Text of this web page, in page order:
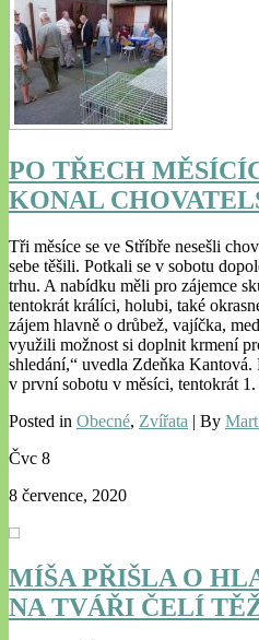
PO TŘECH
KONAL
Tři měsíce se ve Stříbře nesešli
sebe těšili. Potkali se v sobotu
trhu. A nabídku měli pro zájemce
tentokrát králíci, holubi, také
zájem hlavně o drůbež, vajíčka,
využili možnost si doplnit krmení
shledání,“ uvedla Zdeňka Kantová.
v první sobotu v měsíci, tentokrát
Posted in Obecné, Zvířata | By
Čvc 8
8 července, 2020
MÍŠA PŘIŠLA O
NA TVÁŘI ČELÍ